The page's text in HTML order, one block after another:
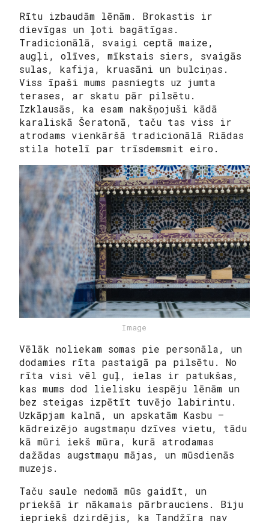
Rītu izbaudām lēnām. Brokastis ir
dievīgas un ļoti bagātīgas.
Tradicionālā, svaigi ceptā maize,
augļi, olīves, mīkstais siers, svaigās
sulas, kafija, kruasāni un bulciņas.
Viss īpaši mums pasniegts uz jumta
terases, ar skatu pār pilsētu.
Izklausās, ka esam nakšņojuši kādā
karaliskā Šeratonā, taču tas viss ir
atrodams vienkāršā tradicionālā Riādas
stila hotelī par trīsdemsmit eiro.
Image
Vēlāk noliekam somas pie personāla, un
dodamies rīta pastaigā pa pilsētu. No
rīta visi vēl guļ, ielas ir patukšas,
kas mums dod lielisku iespēju lēnām un
bez steigas izpētīt tuvējo labirintu.
Uzkāpjam kalnā, un apskatām Kasbu —
kādreizējo augstmaņu dzīves vietu, tādu
kā mūri iekš mūra, kurā atrodamas
dažādas augstmaņu mājas, un mūsdienās
muzejs.
Taču saule nedomā mūs gaidīt, un
priekšā ir nākamais pārbrauciens. Biju
iepriekš dzirdējis, ka Tandžīra nav